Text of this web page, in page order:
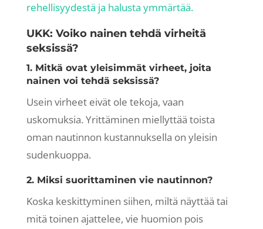
rehellisyydestä ja halusta ymmärtää.
UKK: Voiko nainen tehdä virheitä
seksissä?
1. Mitkä ovat yleisimmät virheet, joita
nainen voi tehdä seksissä?
Usein virheet eivät ole tekoja, vaan
uskomuksia. Yrittäminen miellyttää toista
oman nautinnon kustannuksella on yleisin
sudenkuoppa.
2. Miksi suorittaminen vie nautinnon?
Koska keskittyminen siihen, miltä näyttää tai
mitä toinen ajattelee, vie huomion pois